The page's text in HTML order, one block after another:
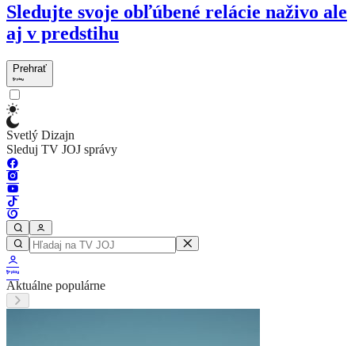
Sledujte svoje obľúbené relácie naživo ale
aj v predstihu
Prehrať
Svetlý Dizajn
Sleduj TV JOJ správy
Aktuálne populárne